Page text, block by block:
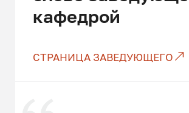
кафедрой
СТРАНИЦА ЗАВЕДУЮЩЕГО